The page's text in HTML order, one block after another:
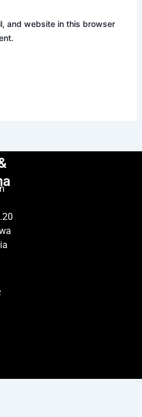
and website in this browser